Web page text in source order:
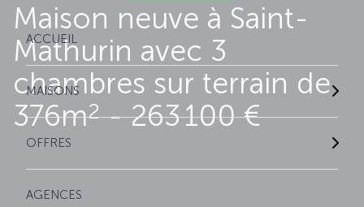
ACCUEIL
MAISONS
OFFRES
AGENCES
Maison neuve à Saint-
Mathurin avec 3
chambres sur terrain de
376m2- 263 100 €